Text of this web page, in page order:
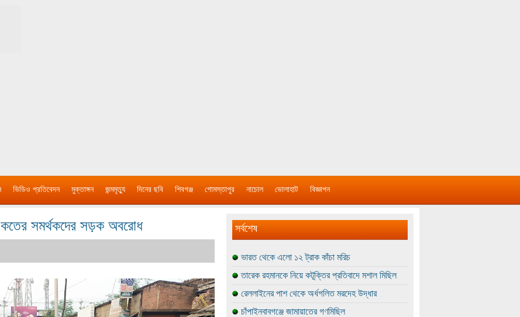
ভিডিও প্রতিবেদন মুক্তাঙ্গন জন্মমৃত্যু দিনের ছবি শিবগঞ্জ গোমস্তাপুর নাচোল ভোলাহাট বিজ্ঞাপন
সমর্থকদের সড়ক অবরোধ সর্বশেষ
ভারত থেকে এলো ১২ ট্রাক কাঁচা মরিচ
তারেক রহমানকে নিয়ে কটূক্তির প্রতিবাদে মশাল মিছিল
রেললাইনের পাশ থেকে অর্ধগলিত মরদেহ উদ্ধার
চাঁপাইনবাবগঞ্জে জামায়াতের গণমিছিল